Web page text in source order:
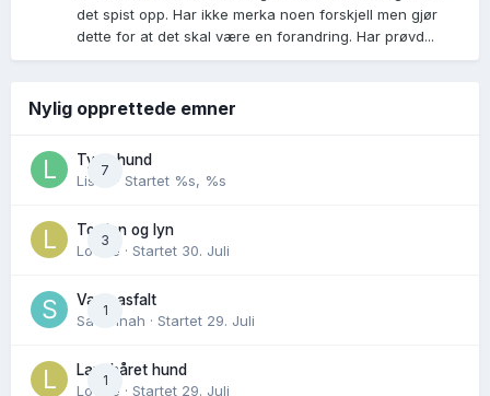
det spist opp. Har ikke merka noen forskjell men gjør
dette for at det skal være en forandring. Har prøvd...
Nylig opprettede emner
7
Tynn hund
Lisen
· Startet %s, %s
3
Torden og lyn
Lovise · Startet 30. Juli
1
Varm asfalt
Savannah · Startet 29. Juli
1
Langhåret hund
Lovise · Startet 29. Juli